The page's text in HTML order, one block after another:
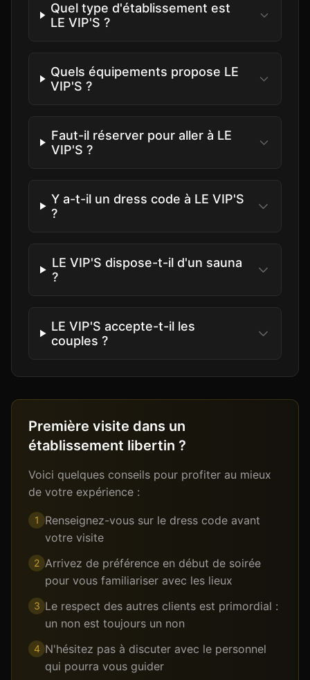
Quel type d'établissement est
LE VIP'S ?
Quels équipements propose LE
VIP'S ?
Faut-il réserver pour aller à LE
VIP'S ?
Y a-t-il un dress code à LE VIP'S
?
LE VIP'S dispose-t-il d'un sauna
?
LE VIP'S accepte-t-il les
couples ?
Première visite dans un
établissement libertin ?
Voici quelques conseils pour profiter au mieux
de votre expérience :
1
Renseignez-vous sur le dress code avant
votre visite
2 Arrivez de préférence en début de soirée
pour vous familiariser avec les lieux
3 Le respect des autres clients est primordial :
un non est toujours un non
4 N'hésitez pas à discuter avec le personnel
qui pourra vous guider